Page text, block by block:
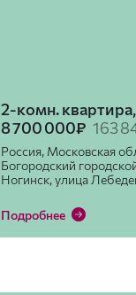
2-комн. квартира,
8 700 000₽ 163
Россия, Московская
Богородский
Ногинск, улица
Подробнее